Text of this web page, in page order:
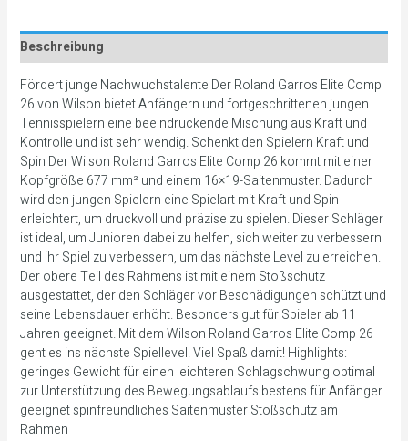
Beschreibung
Fördert junge Nachwuchstalente Der Roland Garros Elite Comp
26 von Wilson bietet Anfängern und fortgeschrittenen jungen
Tennisspielern eine beeindruckende Mischung aus Kraft und
Kontrolle und ist sehr wendig. Schenkt den Spielern Kraft und
Spin Der Wilson Roland Garros Elite Comp 26 kommt mit einer
Kopfgröße 677 mm² und einem 16×19-Saitenmuster. Dadurch
wird den jungen Spielern eine Spielart mit Kraft und Spin
erleichtert, um druckvoll und präzise zu spielen. Dieser Schläger
ist ideal, um Junioren dabei zu helfen, sich weiter zu verbessern
und ihr Spiel zu verbessern, um das nächste Level zu erreichen.
Der obere Teil des Rahmens ist mit einem Stoßschutz
ausgestattet, der den Schläger vor Beschädigungen schützt und
seine Lebensdauer erhöht. Besonders gut für Spieler ab 11
Jahren geeignet. Mit dem Wilson Roland Garros Elite Comp 26
geht es ins nächste Spiellevel. Viel Spaß damit! Highlights:
geringes Gewicht für einen leichteren Schlagschwung optimal
zur Unterstützung des Bewegungsablaufs bestens für Anfänger
geeignet spinfreundliches Saitenmuster Stoßschutz am
Rahmen